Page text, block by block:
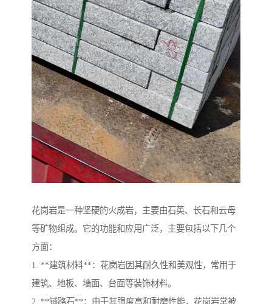
花岗岩是一种坚硬的火成岩，主要由石英、长石和云母
等矿物组成。它的功能和应用广泛，主要包括以下几个
方面：
1. **建筑材料**：花岗岩因其耐久性和美观性，常用于
建筑、地板、墙面、台面等装饰材料。
2. **铺路石**：由于其强度高和耐磨性能，花岗岩常被